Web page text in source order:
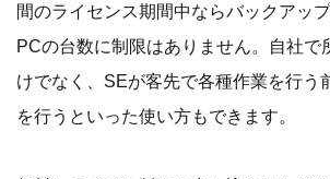
間のライセンス期間中ならバックアッ
PCの台数に制限はありません。自社で
けでなく、SEが客先で各種作業を行う
を行うといった使い方もできます。